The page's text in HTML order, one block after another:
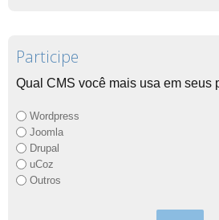
Participe
Qual CMS você mais usa em seus
Wordpress
Joomla
Drupal
uCoz
Outros